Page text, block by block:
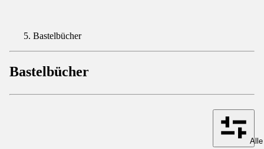
Bastelbücher
Bastelbücher